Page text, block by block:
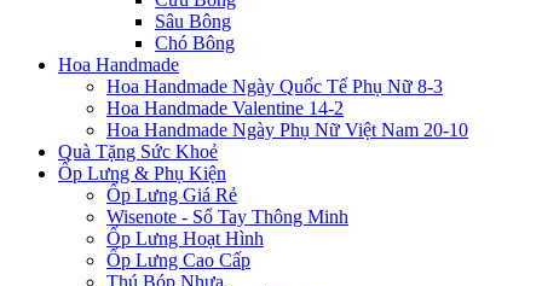
Sâu Bông
Chó Bông
Hoa Handmade
Hoa Handmade Ngày Quốc Tế Phụ Nữ 8-3
Hoa Handmade Valentine 14-2
Hoa Handmade Ngày Phụ Nữ Việt Nam 20-10
Quà Tặng Sức Khoẻ
Ốp Lưng & Phụ Kiện
Ốp Lưng Giá Rẻ
Wisenote - Sổ Tay Thông Minh
Ốp Lưng Hoạt Hình
Ốp Lưng Cao Cấp
Thú Bóp Nhựa